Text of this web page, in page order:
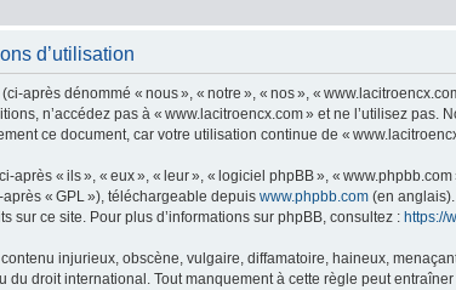
d’utilisation
après dénommé « nous », « notre », « nos », «
n’accédez pas à « www.lacitroencx.com » et ne l’utilisez
ce document, car votre utilisation continue de «
après « ils », « eux », « leur », « logiciel phpBB », «
après « GPL »), téléchargeable depuiswww.phpbb.com (en
sur ce site. Pour plus d’informations sur phpBB, consultez : https://
injurieux, obscène, vulgaire, diffamatoire, haineux,
du droit international. Tout manquement à cette règle peut